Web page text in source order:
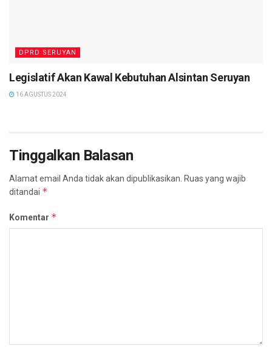
DPRD SERUYAN
Legislatif Akan Kawal Kebutuhan Alsintan Seruyan
16 AGUSTUS 2024
Tinggalkan Balasan
Alamat email Anda tidak akan dipublikasikan. Ruas yang wajib
ditandai *
Komentar *